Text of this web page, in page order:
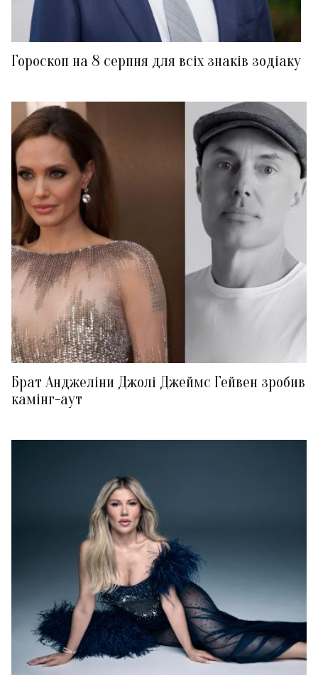
Гороскоп на 8 серпня для всіх знаків зодіаку
Брат Анджеліни Джолі Джеймс Гейвен зробив
камінг-аут